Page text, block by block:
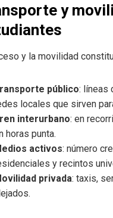
y
y la movilidad
público: líneas
locales que sirven
interurbano: en
horas punta.
activos: número
y recintos
privada: taxis,